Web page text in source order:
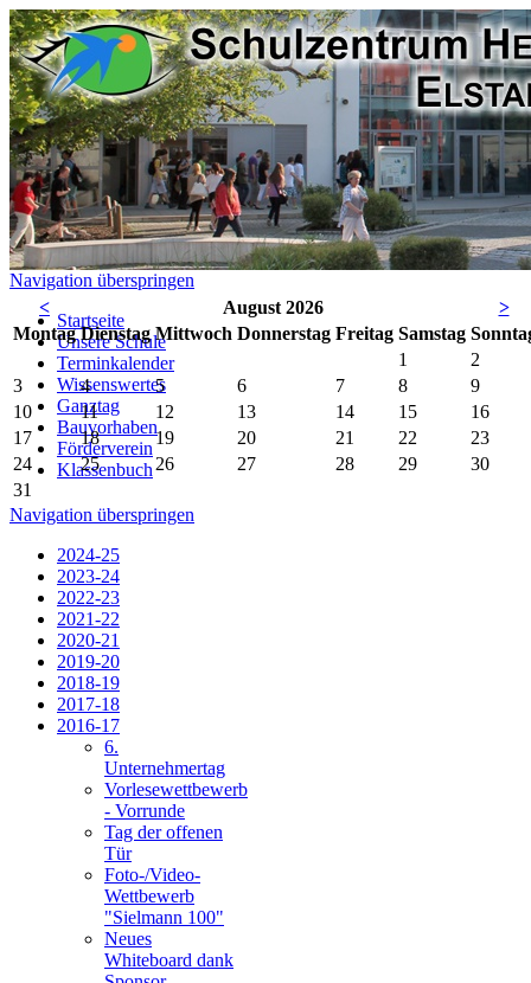
Navigation überspringen
Startseite
Unsere Schule
Terminkalender
Wissenswertes
Ganztag
Bauvorhaben
Förderverein
Klassenbuch
< August 2026
>
Montag Dienstag Mittwoch Donnerstag Freitag Samstag So
1
2
3
4 5 6 7 8
9
10
11 12 13 14 15
16
17
18 19 20 21 22
23
24
25 26 27 28 29
30
31
Navigation überspringen
2024-25
2023-24
2022-23
2021-22
2020-21
2019-20
2018-19
2017-18
2016-17
6.
Unternehmertag
Vorlesewettbewerb
- Vorrunde
Tag der offenen
Tür
Foto-/Video-
Wettbewerb
"Sielmann 100"
Neues
Whiteboard dank